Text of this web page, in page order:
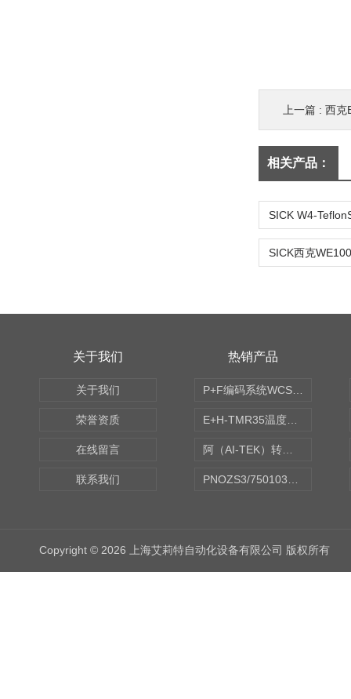
上一篇 : 西克
相关产品：
关于我们
关于我们
荣誉资质
在线留言
联系我们
热销产品
Copyright © 2026 上海艾莉特自动化设备有限公司 版权所有